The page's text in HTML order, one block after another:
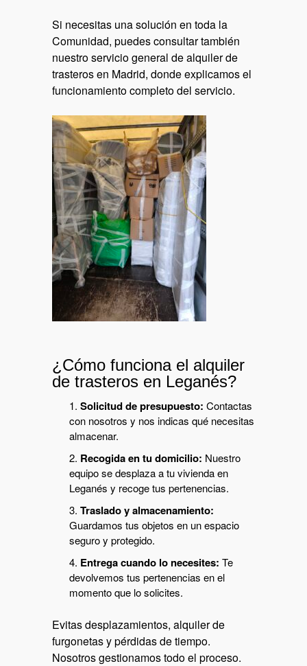
Si necesitas una solución en toda la
Comunidad, puedes consultar también
nuestro servicio general dealquiler de
trasteros en Madrid, donde explicamos el
funcionamiento completo del servicio.
¿Cómo funciona el alquiler
de trasteros en Leganés?
Solicitud de presupuesto: Contactas
con nosotros y nos indicas qué necesitas
almacenar.
Recogida en tu domicilio: Nuestro
equipo se desplaza a tu vivienda en
Leganés y recoge tus pertenencias.
Traslado y almacenamiento:
Guardamos tus objetos en un espacio
seguro y protegido.
Entrega cuando lo necesites: Te
devolvemos tus pertenencias en el
momento que lo solicites.
Evitas desplazamientos, alquiler de
furgonetas y pérdidas de tiempo.
Nosotros gestionamos todo el proceso.